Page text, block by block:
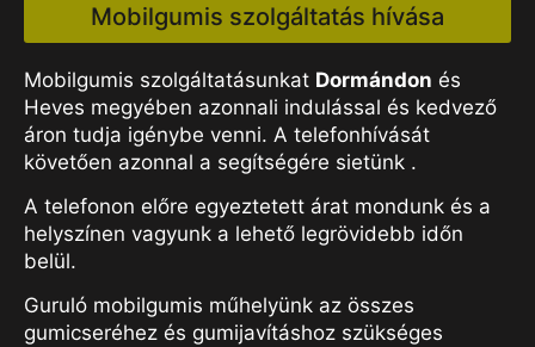
Mobilgumis szolgáltatás hívása
Mobilgumis szolgáltatásunkat Dormándon és
Heves megyében azonnali indulással és kedvező
áron tudja igénybe venni. A telefonhívását
követően azonnal a segítségére sietünk .
A telefonon előre egyeztetett árat mondunk és a
helyszínen vagyunk a lehető legrövidebb időn
belül.
Guruló mobilgumis műhelyünk az összes
gumicseréhez és gumijavításhoz szükséges